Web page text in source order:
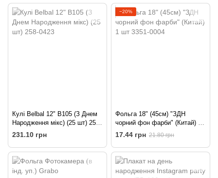
Кулі Belbal 12" B105 (З Днем
Народження мікс) (25 шт) 258-
0423
231.10 грн
−20%
Фольга 18" (45см) "ЗДН
чорний фон фарби" (Китай) 1
шт 3351-0004
17.44 грн 21.80 грн